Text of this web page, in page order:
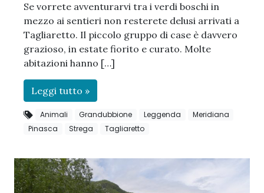
Se vorrete avventurarvi tra i verdi boschi in
mezzo ai sentieri non resterete delusi arrivati a
Tagliaretto. Il piccolo gruppo di case è davvero
grazioso, in estate fiorito e curato. Molte
abitazioni hanno […]
Leggi tutto »
Animali Grandubbione Leggenda
Meridiana
Pinasca
Strega Tagliaretto